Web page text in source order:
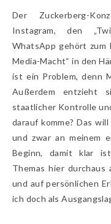
Der Zuckerberg-Konzern „Meta“ betreibt Facebook,
Instagram, den
WhatsApp gehört zum
Media-Macht“ in den
ist ein Problem, denn
Außerdem entzieht
staatlicher Kontrolle
darauf komme? Das
und zwar an meinem
Beginn, damit klar
Themas hier
und auf persönlichen
ich doch als